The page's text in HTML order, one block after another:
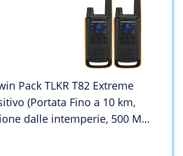
Pack TLKR T82 Extreme
(Portata Fino a 10 km,
dalle intemperie, 500 MW,
2 unità